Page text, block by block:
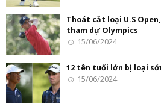
Thoát cắt loại U.S
tham dự Olympics
15/06/2024
12 tên tuổi lớn bị loại
15/06/2024